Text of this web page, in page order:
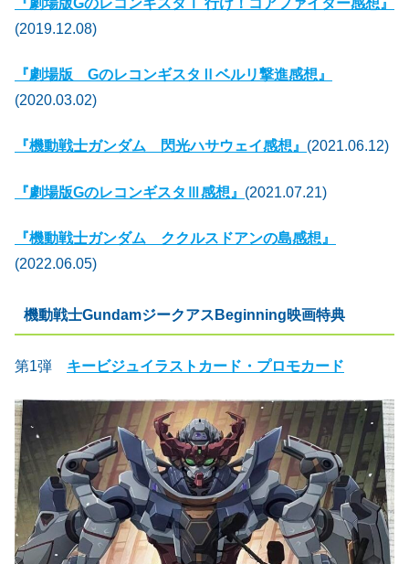
(2019.12.08)
『劇場版 GのレコンギスタⅡベルリ撃進感想』
(2020.03.02)
『機動戦士ガンダム 閃光ハサウェイ感想』 (2021.06.12)
『劇場版GのレコンギスタⅢ感想』 (2021.07.21)
『機動戦士ガンダム ククルスドアンの島感想』
(2022.06.05)
機動戦士GundamジークアスBeginning映画特典
第1弾 キービジュイラストカード・プロモカード